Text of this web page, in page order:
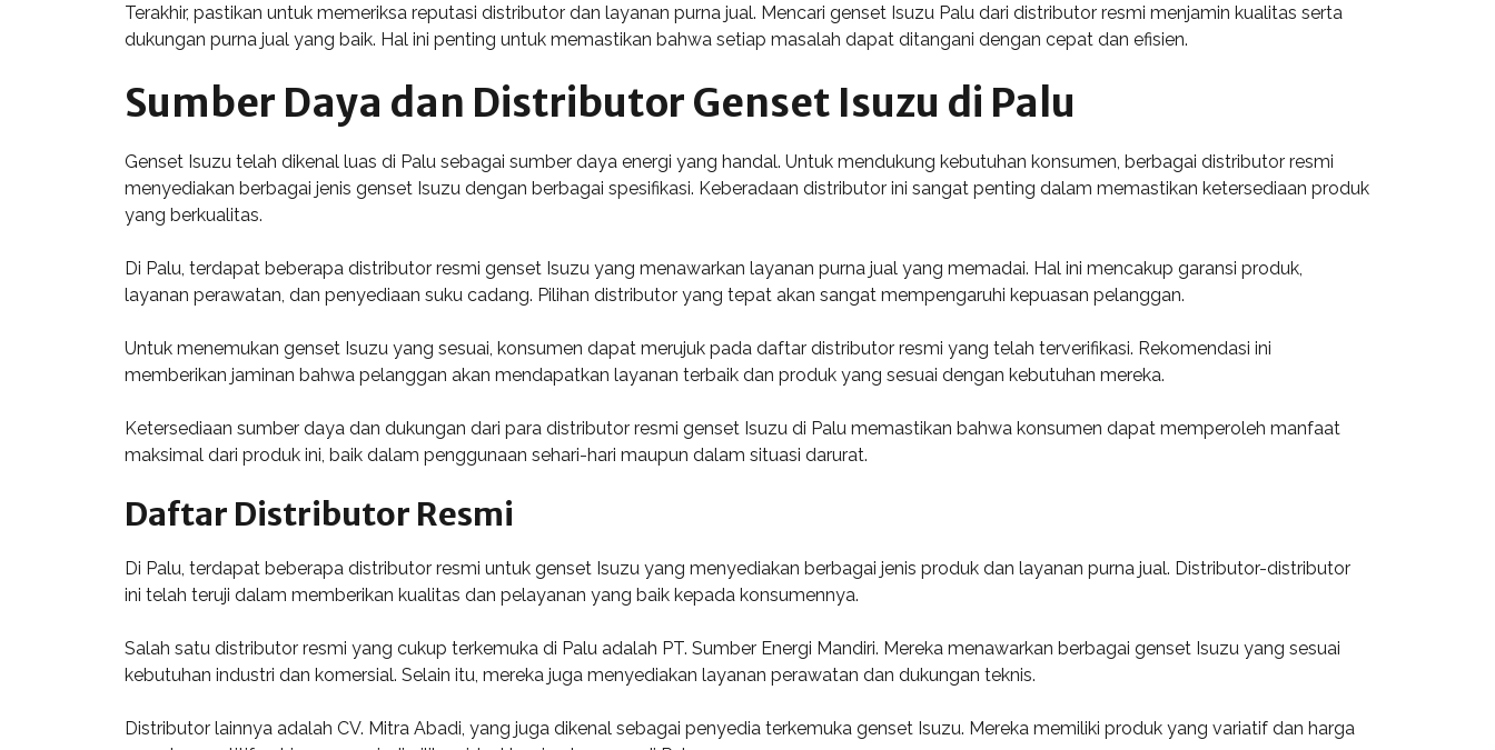
Terakhir, pastikan untuk memeriksa reputasi distributor dan layanan purna jual. Mencari genset Isuzu Palu dari distributor resmi menjamin kualitas serta
dukungan purna jual yang baik. Hal ini penting untuk memastikan bahwa setiap masalah dapat ditangani dengan cepat dan efisien.
Sumber Daya dan Distributor Genset Isuzu di Palu
Genset Isuzu telah dikenal luas di Palu sebagai sumber daya energi yang handal. Untuk mendukung kebutuhan konsumen, berbagai distributor resmi
menyediakan berbagai jenis genset Isuzu dengan berbagai spesifikasi. Keberadaan distributor ini sangat penting dalam memastikan ketersediaan produk
yang berkualitas.
Di Palu, terdapat beberapa distributor resmi genset Isuzu yang menawarkan layanan purna jual yang memadai. Hal ini mencakup garansi produk,
layanan perawatan, dan penyediaan suku cadang. Pilihan distributor yang tepat akan sangat mempengaruhi kepuasan pelanggan.
Untuk menemukan genset Isuzu yang sesuai, konsumen dapat merujuk pada daftar distributor resmi yang telah terverifikasi. Rekomendasi ini
memberikan jaminan bahwa pelanggan akan mendapatkan layanan terbaik dan produk yang sesuai dengan kebutuhan mereka.
Ketersediaan sumber daya dan dukungan dari para distributor resmi genset Isuzu di Palu memastikan bahwa konsumen dapat memperoleh manfaat
maksimal dari produk ini, baik dalam penggunaan sehari-hari maupun dalam situasi darurat.
Daftar Distributor Resmi
Di Palu, terdapat beberapa distributor resmi untuk genset Isuzu yang menyediakan berbagai jenis produk dan layanan purna jual. Distributor-distributor
ini telah teruji dalam memberikan kualitas dan pelayanan yang baik kepada konsumennya.
Salah satu distributor resmi yang cukup terkemuka di Palu adalah PT. Sumber Energi Mandiri. Mereka menawarkan berbagai genset Isuzu yang sesuai
kebutuhan industri dan komersial. Selain itu, mereka juga menyediakan layanan perawatan dan dukungan teknis.
Distributor lainnya adalah CV. Mitra Abadi, yang juga dikenal sebagai penyedia terkemuka genset Isuzu. Mereka memiliki produk yang variatif dan harga